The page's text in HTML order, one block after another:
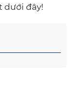
dưới đây!